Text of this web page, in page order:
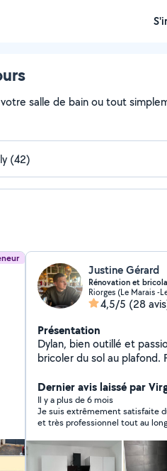
salle de bain ou tout
Justine Gérard
Rénovation et
Riorges (Le Marais -
4,5/5 (28
Présentation
Dylan, bien outillé et passionné. Sachant
bricoler du sol au plafond. Plomberie, carrelage,
très propre.
Dernier avis laissé par
Il y a plus de 6 mois
Je suis extrêmement satisfaite
et très professionnel tout au
service. Je recommande